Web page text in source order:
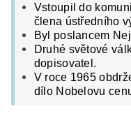
Vstoupil do
člena ústředního
Byl poslancem
Druhé světové
dopisovatel.
V roce 1965
dílo Nobelovu